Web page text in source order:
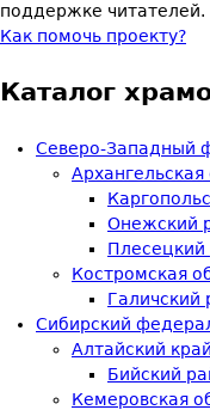
поддержке читателей.
Как помочь проекту?
Каталог
Северо-Западный
Архангельская
Онежский
Плесецкий
Костромская
Галичский
Сибирский
Алтайский край
Бийский
Кемеровская